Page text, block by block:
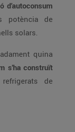
d’autoconsum
potència de
solars.
quina
s'ha construït
de